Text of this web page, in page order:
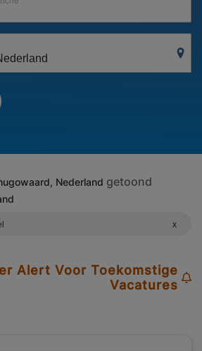
Nederland getoond
x
Alert Voor Toekomstige
Vacatures